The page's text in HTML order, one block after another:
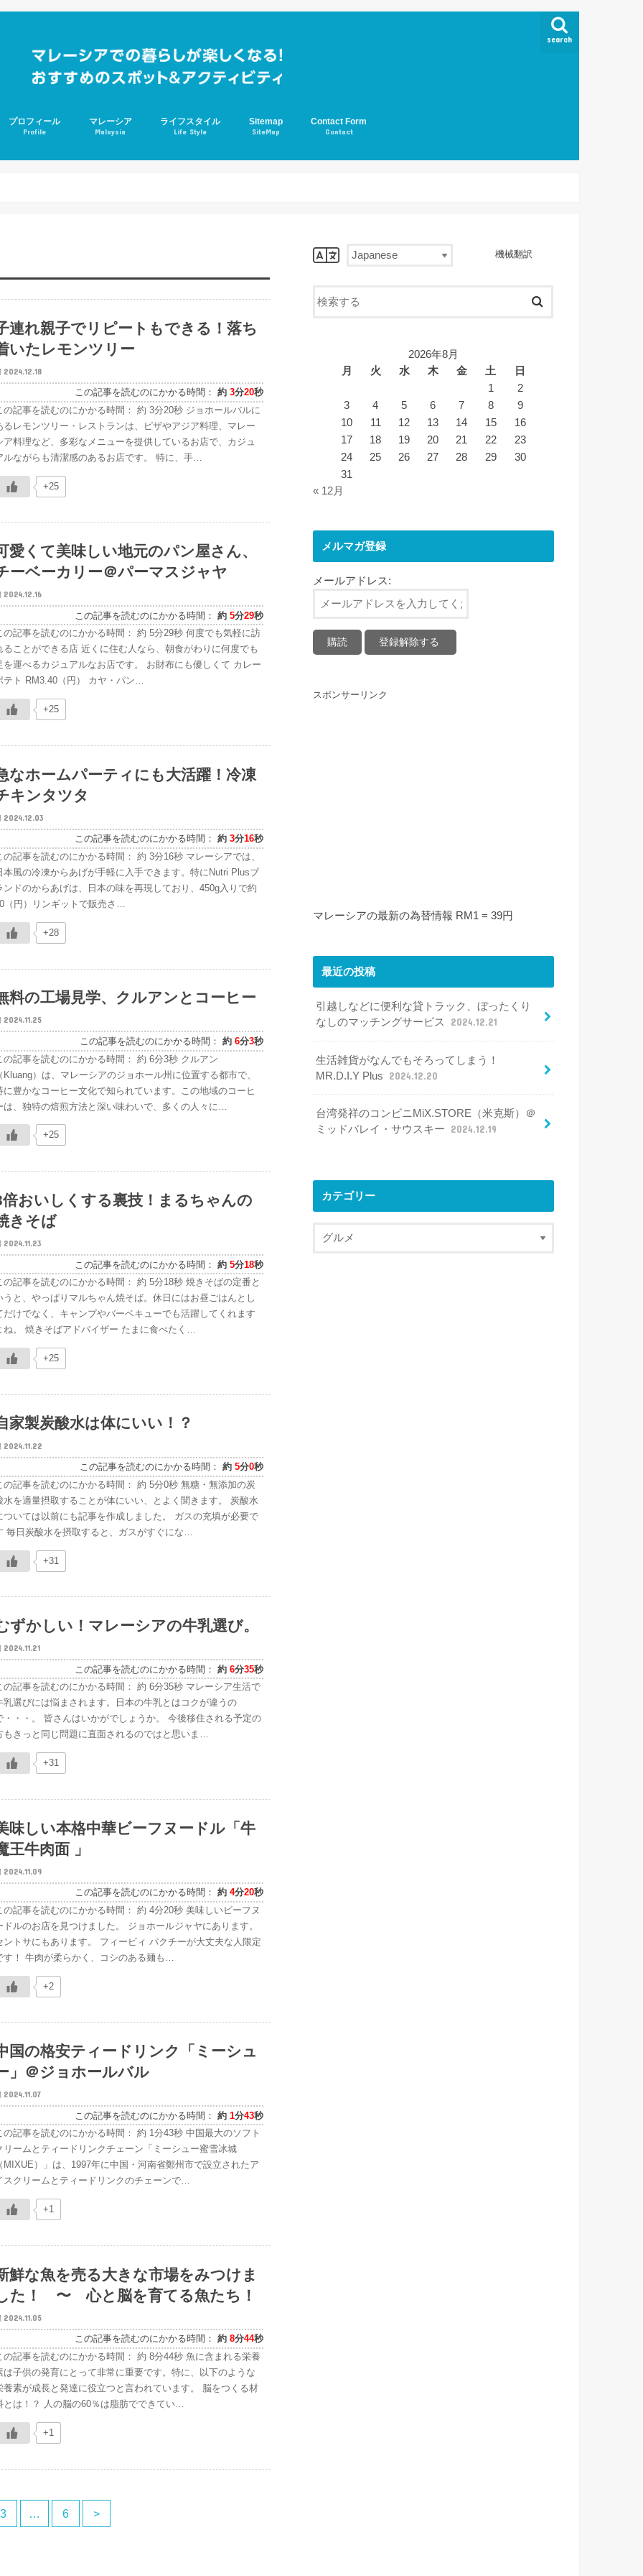
search
プロフィール
Profile
マレーシア
Malaysia
ジョホールバル
ライフスタイル
Life Style
学校生活
アスペルガー
グルメ
Sitemap
SiteMap
Contact Form
Contact
連れ親子でリピートもできる！落ち
いたレモンツリー
2024.12.18
この記事を読むのにかかる時間： 約 3分20秒
の記事を読むのにかかる時間： 約 3分20秒 ジョホールバルに
るレモンツリー・レストランは、ピザやアジア料理、マレー
ア料理など、多彩なメニューを提供しているお店で、カジュ
ルながらも清潔感のあるお店です。 特に、手…
+25
愛くて美味しい地元のパン屋さん、
ーベーカリー＠パーマスジャヤ
2024.12.16
この記事を読むのにかかる時間： 約 5分29秒
の記事を読むのにかかる時間： 約 5分29秒 何度でも気軽に訪
ることができる店 近くに住む人なら、朝食がわりに何度でも
を運べるカジュアルなお店です。 お財布にも優しくて カレー
テト RM3.40（円） カヤ・パン…
+25
なホームパーティにも大活躍！冷凍
キンタツタ
2024.12.03
この記事を読むのにかかる時間： 約 3分16秒
の記事を読むのにかかる時間： 約 3分16秒 マレーシアでは、
本風の冷凍からあげが手軽に入手できます。特にNutri Plusブ
ンドのからあげは、日本の味を再現しており、450g入りで約
（円）リンギットで販売さ…
+28
料の工場見学、クルアンとコーヒー
2024.11.25
この記事を読むのにかかる時間： 約 6分3秒
の記事を読むのにかかる時間： 約 6分3秒 クルアン
Kluang）は、マレーシアのジョホール州に位置する都市で、
に豊かなコーヒー文化で知られています。この地域のコーヒ
は、独特の焙煎方法と深い味わいで、多くの人々に…
+25
倍おいしくする裏技！まるちゃんの
きそば
2024.11.23
この記事を読むのにかかる時間： 約 5分18秒
の記事を読むのにかかる時間： 約 5分18秒 焼きそばの定番と
うと、やっぱりマルちゃん焼そば。休日にはお昼ごはんとし
だけでなく、キャンプやバーベキューでも活躍してくれます
ね。 焼きそばアドバイザー たまに食べたく…
+25
家製炭酸水は体にいい！？
2024.11.22
この記事を読むのにかかる時間： 約 5分0秒
の記事を読むのにかかる時間： 約 5分0秒 無糖・無添加の炭
水を適量摂取することが体にいい、とよく聞きます。 炭酸水
ついては以前にも記事を作成しました。 ガスの充填が必要で
毎日炭酸水を摂取すると、ガスがすぐにな…
+31
ずかしい！マレーシアの牛乳選び。
2024.11.21
この記事を読むのにかかる時間： 約 6分35秒
の記事を読むのにかかる時間： 約 6分35秒 マレーシア生活で
乳選びには悩まされます。日本の牛乳とはコクが違うの
・・・。 皆さんはいかがでしょうか。 今後移住される予定の
もきっと同じ問題に直面されるのではと思いま…
+31
味しい本格中華ビーフヌードル「牛
王牛肉面 」
2024.11.09
この記事を読むのにかかる時間： 約 4分20秒
の記事を読むのにかかる時間： 約 4分20秒 美味しいビーフヌ
ドルのお店を見つけました。 ジョホールジャヤにあります。
ントサにもあります。 フィービィ パクチーが大丈夫な人限定
す！ 牛肉が柔らかく、コシのある麺も…
+2
国の格安ティードリンク「ミーシュ
」＠ジョホールバル
2024.11.07
この記事を読むのにかかる時間： 約 1分43秒
の記事を読むのにかかる時間： 約 1分43秒 中国最大のソフト
リームとティードリンクチェーン「ミーシュー蜜雪冰城
MIXUE）」は、1997年に中国・河南省鄭州市で設立されたア
スクリームとティードリンクのチェーンで…
+1
鮮な魚を売る大きな市場をみつけま
た！ 〜 心と脳を育てる魚たち！
2024.11.05
この記事を読むのにかかる時間： 約 8分44秒
の記事を読むのにかかる時間： 約 8分44秒 魚に含まれる栄養
は子供の発育にとって非常に重要です。特に、以下のような
養素が成長と発達に役立つと言われています。 脳をつくる材
とは！？ 人の脳の60％は脂肪でできてい…
+1
3 … 6 >
機械翻訳
2026年8月
月
火 水 木 金 土
日
1
2
3
4 5 6 7 8
9
10
11 12 13 14 15
16
17
18 19 20 21 22
23
24
25 26 27 28 29
30
31
« 12月
メルマガ登録
メールアドレス:
スポンサーリンク
マレーシアの最新の為替情報 RM1 = 39円
最近の投稿
引越しなどに便利な貸トラック、ぼったくり
なしのマッチングサービス
2024.12.21
生活雑貨がなんでもそろってしまう！
MR.D.I.Y Plus
2024.12.20
台湾発祥のコンビニMiX.STORE（米克斯）＠
ミッドバレイ・サウスキー
2024.12.19
カテゴリー